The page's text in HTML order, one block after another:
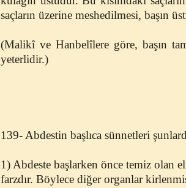
saçların üzerine meshedilmesi, başın
(Malikî ve Hanbelîlere göre, başın
yeterlidir.)
139- Abdestin başlıca sünnetleri
1) Abdeste başlarken önce temiz olan
farzdır. Böylece diğer organlar